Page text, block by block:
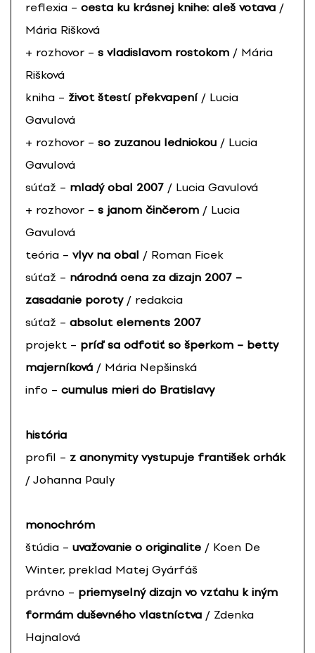
reflexia – cesta ku krásnej knihe: aleš votava /
Mária Rišková
+ rozhovor – s vladislavom rostokom / Mária
Rišková
kniha – život štestí překvapení/ Lucia
Gavulová
+ rozhovor – so zuzanou lednickou / Lucia
Gavulová
súťaž – mladý obal 2007 / Lucia Gavulová
+ rozhovor – s janom činčerom / Lucia
Gavulová
teória – vlyv na obal / Roman Ficek
súťaž – národná cena za dizajn 2007 –
zasadanie poroty/ redakcia
súťaž – absolut elements 2007
projekt – príď sa odfotiť so šperkom – betty
majerníková / Mária Nepšinská
info – cumulus mieri do Bratislavy
história
profil – z anonymity vystupuje františek crhák
/ Johanna Pauly
monochróm
štúdia – uvažovanie o originalite / Koen De
Winter, preklad Matej Gyárfáš
právno – priemyselný dizajn vo vzťahu k iným
formám duševného vlastníctva / Zdenka
Hajnalová